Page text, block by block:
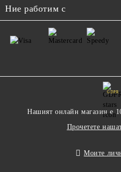
Ние работим с
GDPR
Нашият онлайн магазин е
Прочетете
Моите